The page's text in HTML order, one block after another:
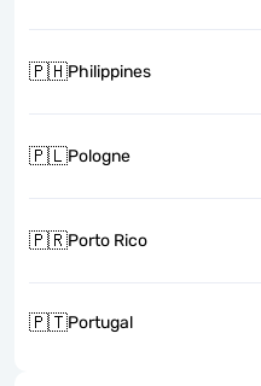
🇵🇭Philippines
🇵🇱Pologne
🇵🇷Porto Rico
🇵🇹Portugal